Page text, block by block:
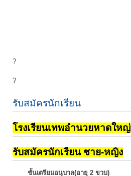
?
?
รับสมัครนักเรียน
โรงเรียนเทพอำนวยหาดใหญ่
รับสมัครนักเรียน ชาย-หญิง
ชั้นเตรียมอนุบาล(อายุ 2 ขวบ)